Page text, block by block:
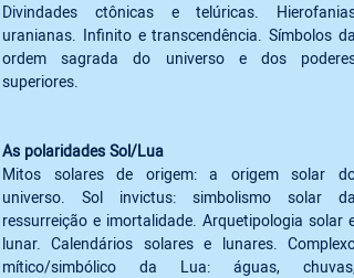
Divindades ctônicas e telúricas. Hierofanias
uranianas. Infinito e transcendência. Símbolos da
ordem sagrada do universo e dos poderes
superiores.
Mitos solares de origem: a origem solar do
universo. Sol invictus: simbolismo solar da
ressurreição e imortalidade. Arquetipologia solar e
lunar. Calendários solares e lunares. Complexo
mítico/simbólico da Lua: águas, chuvas,